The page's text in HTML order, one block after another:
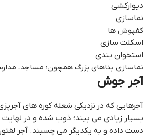
دیوارکشی
نماسازی
کفپوش ها
اسکلت سازی
استخوان بندی
نماسازی بناهای بزرگ همچون؛ مساجد،
آجر جوش
آجرهایی که در نزدیکی شعله کوره های
بسیار زیادی می بیند؛ ذوب شده و در
دست داده و به یکدیگر می چسبند. آجر لفتون